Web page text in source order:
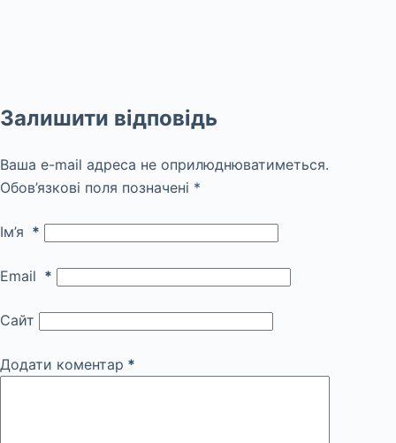
Залишити відповідь
Ваша e-mail адреса не оприлюднюватиметься.
Обов’язкові поля позначені *
Ім’я *
Email *
Сайт
Додати коментар *